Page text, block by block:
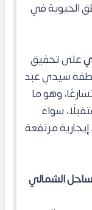
الحيوية في
على تحقيق
سيدي عبد
وهو ما
سواء
إيجارية مرتفعة
الشمالي